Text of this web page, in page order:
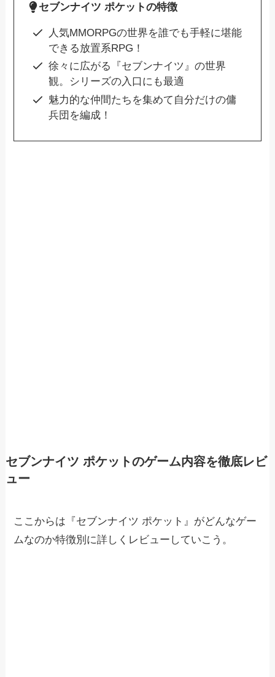
セブンナイツ ポケットの特徴
人気MMORPGの世界を誰でも手軽に堪能
できる放置系RPG！
徐々に広がる『セブンナイツ』の世界
観。シリーズの入口にも最適
魅力的な仲間たちを集めて自分だけの傭
兵団を編成！
セブンナイツ ポケットのゲーム内容を徹底レビ
ュー
ここからは『セブンナイツ ポケット』がどんなゲー
ムなのか特徴別に詳しくレビューしていこう。